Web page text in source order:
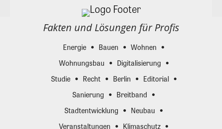
Fakten und Lösungen für Profis
Energie Bauen
Wohnen
Wohnungsbau
Digitalisierung
Studie
Recht Berlin
Editorial
Sanierung
Breitband
Stadtentwicklung
Neubau
Veranstaltungen
Klimaschutz